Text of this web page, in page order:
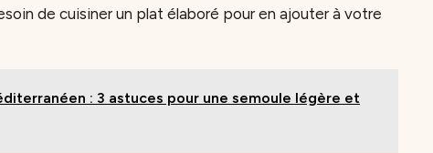
de cuisiner un plat élaboré pour en ajouter à votre
: 3 astuces pour une semoule légère et